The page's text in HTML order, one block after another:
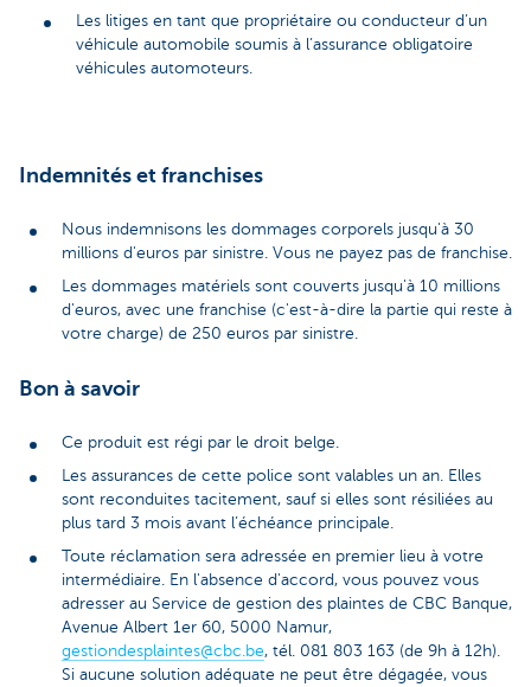
Les litiges en tant que propriétaire ou conducteur d’un
véhicule automobile soumis à l’assurance obligatoire
véhicules automoteurs.
Indemnités et franchises
Nous indemnisons les dommages corporels jusqu'à 30
millions d'euros par sinistre. Vous ne payez pas de franchise.
Les dommages matériels sont couverts jusqu'à 10 millions
d'euros, avec une franchise (c'est-à-dire la partie qui reste à
votre charge) de 250 euros par sinistre.
Bon à savoir
Ce produit est régi par le droit belge.
Les assurances de cette police sont valables un an. Elles
sont reconduites tacitement, sauf si elles sont résiliées au
plus tard 3 mois avant l’échéance principale.
Toute réclamation sera adressée en premier lieu à votre
intermédiaire. En l'absence d'accord, vous pouvez vous
adresser au Service de gestion des plaintes de CBC Banque,
Avenue Albert 1er 60, 5000 Namur,
gestiondesplaintes@cbc.be, tél. 081 803 163 (de 9h à 12h).
Si aucune solution adéquate ne peut être dégagée, vous